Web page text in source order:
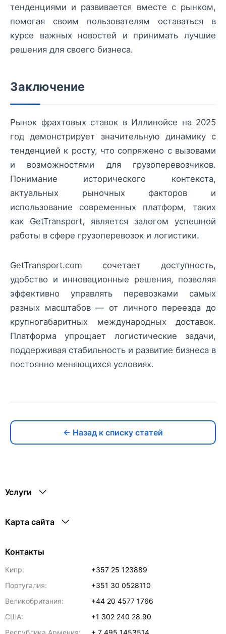
тенденциями и развивается вместе с рынком,
помогая своим пользователям оставаться в
курсе важных новостей и принимать лучшие
решения для своего бизнеса.
Заключение
Рынок фрахтовых ставок в Иллинойсе на 2025
год демонстрирует значительную динамику с
тенденцией к росту, что сопряжено с вызовами
и возможностями для грузоперевозчиков.
Понимание исторического контекста,
актуальных рыночных факторов и
использование современных платформ, таких
как GetTransport, является залогом успешной
работы в сфере грузоперевозок и логистики.
GetTransport.com сочетает доступность,
удобство и инновационные решения, позволяя
эффективно управлять перевозками самых
разных масштабов — от личного переезда до
крупногабаритных международных доставок.
Платформа упрощает логистические задачи,
поддерживая стабильность и развитие бизнеса в
постоянно меняющихся условиях.
← Назад к списку статей
Услуги
Карта сайта
Контакты
Кипр:
+357 25 123889
Португалия:
+351 30 0528110
Великобритания:
+44 20 4577 1766
США:
+1 302 240 28 90
Республика Армения:
+ 7 495 1453514